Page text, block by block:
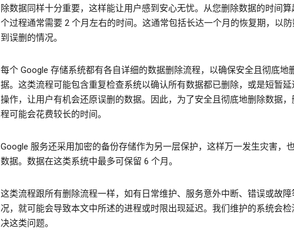
除数据同样十分重要，这样能让用户感到安心无忧。从您删除数据的时间算
个过程通常需要 2 个月左右的时间。这通常包括长达一个月的恢复期，以
到误删的情况。
每个 Google 存储系统都有各自详细的数据删除流程，以确保安全且彻底地
据。这类流程可能包含重复检查系统以确认所有数据都已删除，或是短暂延
操作，让用户有机会还原误删的数据。因此，为了安全且彻底地删除数据，
程可能会花费较长的时间。
Google 服务还采用加密的备份存储作为另一层保护，这样万一发生灾害，
数据。数据在这类系统中最多可保留 6 个月。
这类流程跟所有删除流程一样，如有日常维护、服务意外中断、错误或故障
况，就可能会导致本文中所述的进程或时限出现延迟。我们维护的系统会检
决这类问题。